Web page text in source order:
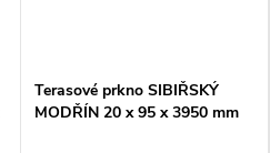
Terasové prkno SIBIŘSKÝ
MODŘÍN 20 x 95 x 3950 mm